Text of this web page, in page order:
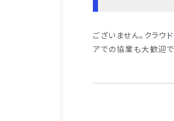
ございません。クラウ
アでの協業も大歓迎で